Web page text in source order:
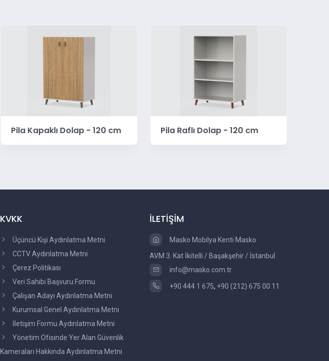
Pila Kapaklı Dolap - 120 cm Pila Raflı Dolap - 120 cm
KVKK
Üçüncü Kişi Aydınlatma Metni
CCTV Aydınlatma Metni
Çerez Politikası
Veri Sahibi Başvuru Formu
Çalışan Adayı Aydınlatma Metni
Kurumsal Genel Aydınlatma Metni
İletişim Formu Aydınlatma Metni
Yönetim Ofisinde Yer Alan Güvenlik
Kameraları Hakkında Aydınlatma Metni
İLETİŞİM
Masko Mobilya Kenti Masko
AVM 3. Kat İkitelli / Başakşehir / İstanbul
info@masko.com.tr
+90 444 1 675, +90 (212) 675 00 11